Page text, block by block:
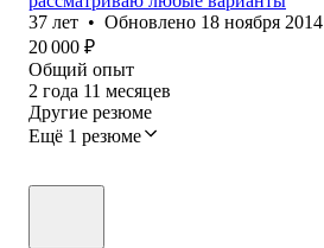
37 лет • Обновлено 18 ноября 2014
20 000 ₽
Общий опыт
2 года 11 месяцев
Другие резюме
Ещё 1 резюме